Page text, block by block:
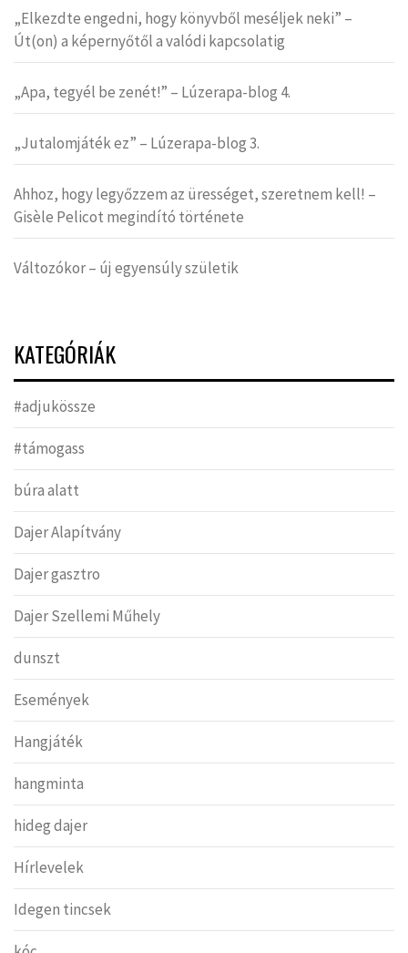
„Elkezdte engedni, hogy könyvből meséljek neki” –
Út(on) a képernyőtől a valódi kapcsolatig
„Apa, tegyél be zenét!” – Lúzerapa-blog 4.
„Jutalomjáték ez” – Lúzerapa-blog 3.
Ahhoz, hogy legyőzzem az ürességet, szeretnem kell! –
Gisèle Pelicot megindító története
Változókor – új egyensúly születik
KATEGÓRIÁK
#adjukössze
#támogass
búra alatt
Dajer Alapítvány
Dajer gasztro
Dajer Szellemi Műhely
dunszt
Események
Hangjáték
hangminta
hideg dajer
Hírlevelek
Idegen tincsek